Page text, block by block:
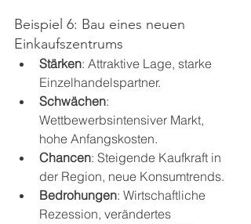
Beispiel 6: Bau eines neuen
Einkaufszentrums
Stärken: Attraktive Lage, starke
Einzelhandelspartner.
Schwächen:
Wettbewerbsintensiver Markt,
hohe Anfangskosten.
Chancen: Steigende Kaufkraft in
der Region, neue Konsumtrends.
Bedrohungen: Wirtschaftliche
Rezession, verändertes